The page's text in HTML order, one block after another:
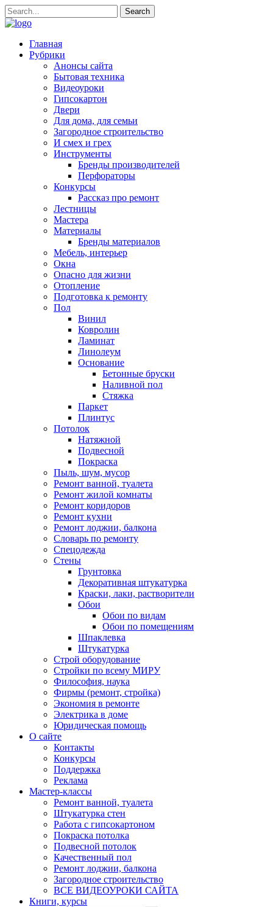
Главная
Рубрики
Анонсы сайта
Бытовая техника
Видеоуроки
Гипсокартон
Двери
Для дома, для семьи
Загородное строительство
И смех и грех
Инструменты
Бренды производителей
Перфораторы
Конкурсы
Рассказ про ремонт
Лестницы
Мастера
Материалы
Бренды материалов
Мебель, интерьер
Окна
Опасно для жизни
Отопление
Подготовка к ремонту
Пол
Винил
Ковролин
Ламинат
Линолеум
Основание
Бетонные бруски
Наливной пол
Стяжка
Паркет
Плинтус
Потолок
Натяжной
Подвесной
Покраска
Пыль, шум, мусор
Ремонт ванной, туалета
Ремонт жилой комнаты
Ремонт коридоров
Ремонт кухни
Ремонт лоджии, балкона
Словарь по ремонту
Спецодежда
Стены
Грунтовка
Декоративная штукатурка
Краски, лаки, растворители
Обои
Обои по видам
Обои по помещениям
Шпаклевка
Штукатурка
Строй оборудование
Стройки по всему МИРУ
Философия, наука
Фирмы (ремонт, стройка)
Экономия в ремонте
Электрика в доме
Юридическая помощь
О сайте
Контакты
Конкурсы
Поддержка
Реклама
Мастер-классы
Ремонт ванной, туалета
Штукатурка стен
Работа с гипсокартоном
Покраска потолка
Подвесной потолок
Качественный пол
Ремонт лоджии, балкона
Загородное строительство
ВСЕ ВИДЕОУРОКИ САЙТА
Книги, курсы